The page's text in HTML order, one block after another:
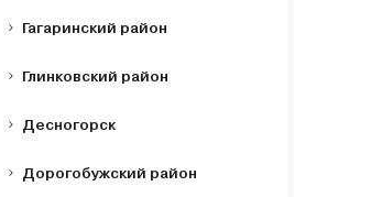
Гагаринский район
Глинковский район
Десногорск
Дорогобужский район